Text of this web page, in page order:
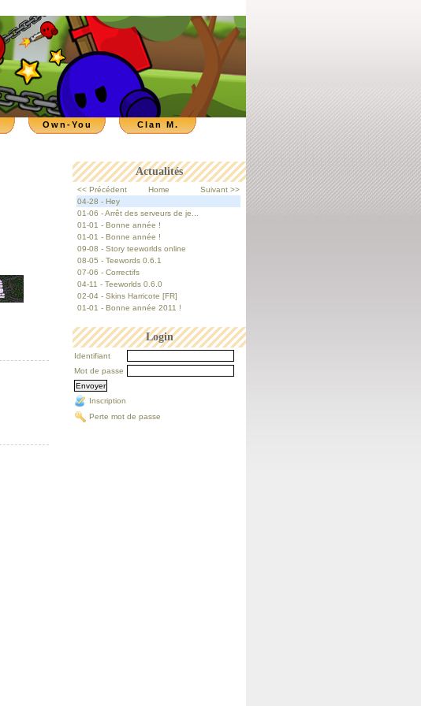
Clan M.
Own-You
Actualités
<< Précédent Home
Suivant >>
04-28 - Hey
01-06 - Arrêt des serveurs de je...
01-01 - Bonne année !
01-01 - Bonne année !
09-08 - Story teeworlds online
08-05 - Teewords 0.6.1
07-06 - Correctifs
04-11 - Teeworlds 0.6.0
02-04 - Skins Harricote [FR]
01-01 - Bonne année 2011 !
Login
Identifiant
Mot de passe
Inscription
Perte mot de passe